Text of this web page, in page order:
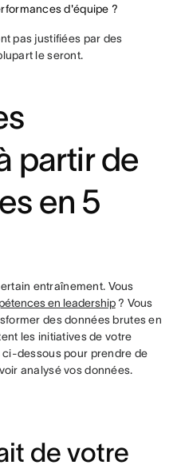
d'équipe ?
pas justifiées par des
le seront.
partir de
en 5
entraînement. Vous
en leadership? Vous
des données brutes en
les initiatives de votre
dessous pour prendre de
analysé vos données.
de votre